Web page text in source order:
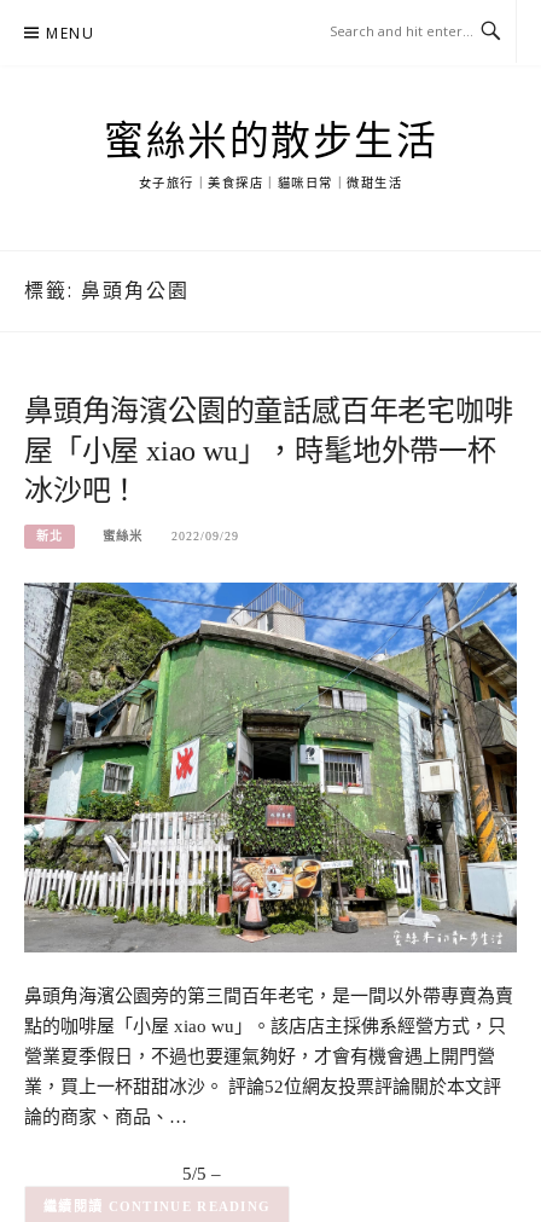
MENU
蜜絲米的散步生活
女子旅行｜美食探店｜貓咪日常｜微甜生活
標籤: 鼻頭角公園
鼻頭角海濱公園的童話感百年老宅咖啡
屋「小屋 xiao wu」，時髦地外帶一杯
冰沙吧！
新北 蜜絲米 2022/09/29
鼻頭角海濱公園旁的第三間百年老宅，是一間以外帶專賣為賣
點的咖啡屋「小屋 xiao wu」。該店店主採佛系經營方式，只
營業夏季假日，不過也要運氣夠好，才會有機會遇上開門營
業，買上一杯甜甜冰沙。 評論52位網友投票評論關於本文評
論的商家、商品、…
5/5 –
(2
(2) CONTINUE READING